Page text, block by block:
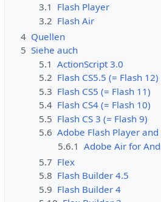
3.1 Flash Player
3.2 Flash Air
4 Quellen
5 Siehe auch
5.1 ActionScript 3.0
5.2 Flash CS5.5 (= Flash 12)
5.3 Flash CS5 (= Flash 11)
5.4 Flash CS4 (= Flash 10)
5.5 Flash CS 3 (= Flash 9)
5.6 Adobe Flash Player
5.6.1 Adobe Air for
5.7 Flex
5.8 Flash Builder 4.5
5.9 Flash Builder 4